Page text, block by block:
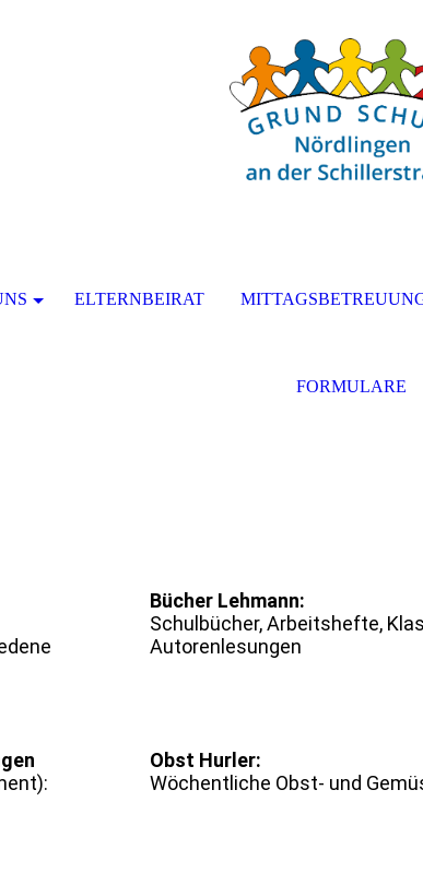
ELTERNBEIRAT
FORMULARE
Bücher Lehmann:
Schulbücher, Arbeitshefte,
Autorenlesungen
Obst Hurler:
Wöchentliche Obst- und